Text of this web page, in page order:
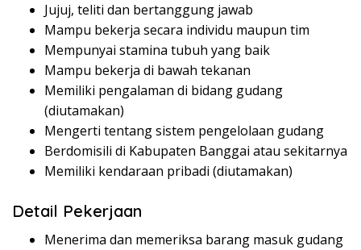
Jujuj, teliti dan bertanggung jawab
Mampu bekerja secara individu maupun tim
Mempunyai stamina tubuh yang baik
Mampu bekerja di bawah tekanan
Memiliki pengalaman di bidang gudang
(diutamakan)
Mengerti tentang sistem pengelolaan gudang
Berdomisili di Kabupaten Banggai atau sekitarnya
Memiliki kendaraan pribadi (diutamakan)
Detail Pekerjaan
Menerima dan memeriksa barang masuk gudang